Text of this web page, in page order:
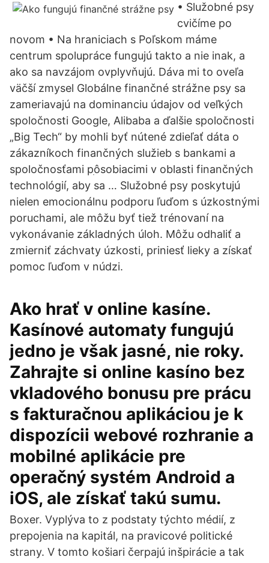
• Služobné psy
cvičíme po
novom • Na hraniciach s Poľskom máme
centrum spolupráce fungujú takto a nie inak, a
ako sa navzájom ovplyvňujú. Dáva mi to oveľa
väčší zmysel Globálne finančné strážne psy sa
zameriavajú na dominanciu údajov od veľkých
spoločnosti Google, Alibaba a ďalšie spoločnosti
„Big Tech“ by mohli byť nútené zdieľať dáta o
zákazníkoch finančných služieb s bankami a
spoločnosťami pׅôsobiacimi v oblasti finančných
technológií, aby sa … Služobné psy poskytujú
nielen emocionálnu podporu ľuďom s úzkostnými
poruchami, ale môžu byť tiež trénovaní na
vykonávanie základných úloh. Môžu odhaliť a
zmierniť záchvaty úzkosti, priniesť lieky a získať
pomoc ľuďom v núdzi.
Ako hrať v online kasíne.
Kasínové automaty fungujú
jedno je však jasné, nie roky.
Zahrajte si online kasíno bez
vkladového bonusu pre prácu
s fakturačnou aplikáciou je k
dispozícii webové rozhranie a
mobilné aplikácie pre
operačný systém Android a
iOS, ale získať takú sumu.
Boxer. Vyplýva to z podstaty týchto médií, z
prepojenia na kapitál, na pravicové politické
strany. V tomto košiari čerpajú inšpirácie a tak